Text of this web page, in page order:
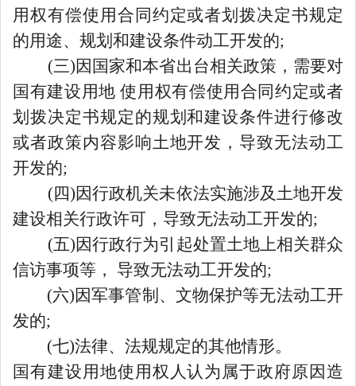
用权有偿使用合同约定或者划拨决定书规定
的用途、规划和建设条件动工开发的;
(三)因国家和本省出台相关政策，需要对
国有建设用地 使用权有偿使用合同约定或者
划拨决定书规定的规划和建设条件进行修改
或者政策内容影响土地开发，导致无法动工
开发的;
(四)因行政机关未依法实施涉及土地开发
建设相关行政许可，导致无法动工开发的;
(五)因行政行为引起处置土地上相关群众
信访事项等， 导致无法动工开发的;
(六)因军事管制、文物保护等无法动工开
发的;
(七)法律、法规规定的其他情形。
国有建设用地使用权人认为属于政府原因造